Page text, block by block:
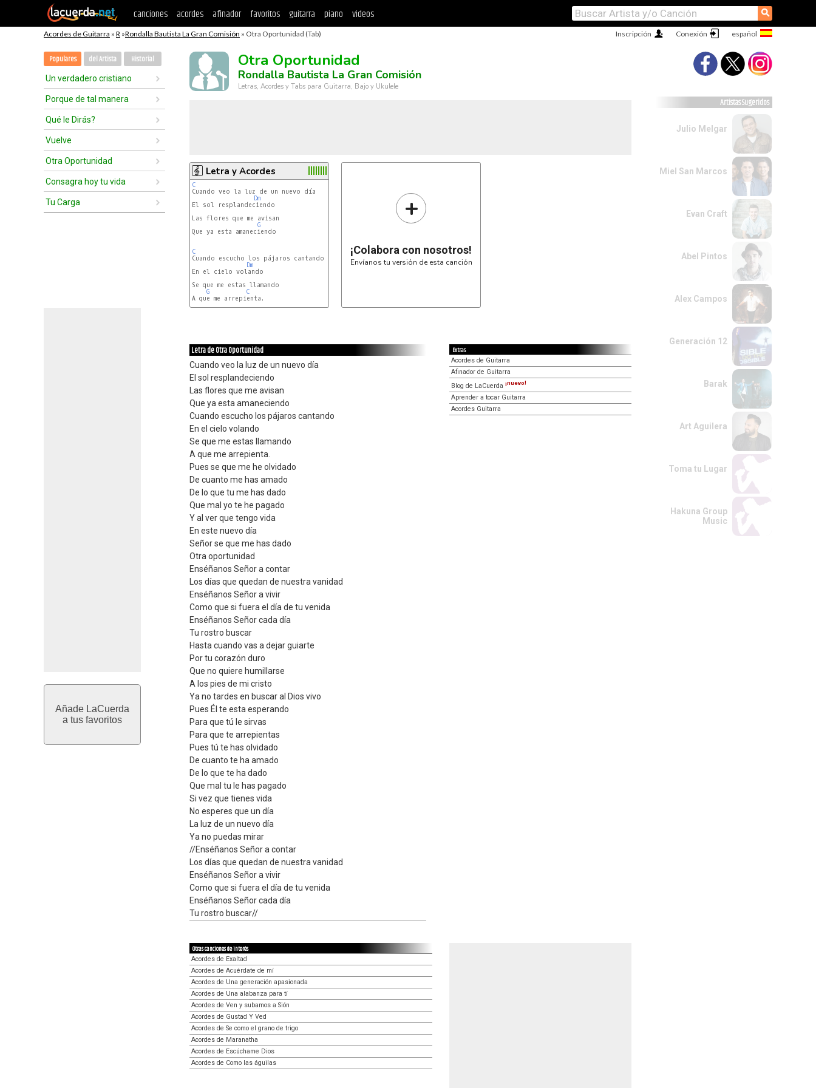
canciones acordes afinador favoritos guitarra piano videos ⚲
Acordes de Guitarra » R »Rondalla Bautista La Gran Comisión » Otra Oportunidad (Tab) Conexión
Inscripción
Populares del Artista Historial
Un verdadero cristiano
Porque de tal manera
Qué le Dirás?
Vuelve
Otra Oportunidad
Consagra hoy tu vida
Tu Carga
Añade LaCuerda
a tus favoritos
Otra Oportunidad
Rondalla Bautista La Gran Comisión
Letras, Acordes y Tabs para Guitarra, Bajo y Ukulele
Letra y Acordes
C
Dm
El sol resplandeciendo
Las flores que me avisan
G
Que ya esta amaneciendo
C
Dm
En el cielo volando
Se que me estas llamando
G
C
A que me arrepienta.
+
¡Colabora con nosotros!
Envíanos tu versión de esta canción
Letra de Otra Oportunidad
Cuando veo la luz de un nuevo día
El sol resplandeciendo
Las flores que me avisan
Que ya esta amaneciendo
Cuando escucho los pájaros cantando
En el cielo volando
Se que me estas llamando
A que me arrepienta.
Pues se que me he olvidado
De cuanto me has amado
De lo que tu me has dado
Que mal yo te he pagado
Y al ver que tengo vida
En este nuevo día
Señor se que me has dado
Otra oportunidad
Enséñanos Señor a contar
Los días que quedan de nuestra vanidad
Enséñanos Señor a vivir
Como que si fuera el día de tu venida
Enséñanos Señor cada día
Tu rostro buscar
Hasta cuando vas a dejar guiarte
Por tu corazón duro
Que no quiere humillarse
A los pies de mi cristo
Ya no tardes en buscar al Dios vivo
Pues Él te esta esperando
Para que tú le sirvas
Para que te arrepientas
Pues tú te has olvidado
De cuanto te ha amado
De lo que te ha dado
Que mal tu le has pagado
Si vez que tienes vida
No esperes que un día
La luz de un nuevo día
Ya no puedas mirar
//Enséñanos Señor a contar
Los días que quedan de nuestra vanidad
Enséñanos Señor a vivir
Como que si fuera el día de tu venida
Enséñanos Señor cada día
Tu rostro buscar//
Extras
Acordes de Guitarra
Afinador de Guitarra
Blog de LaCuerda ¡nuevo!
Aprender a tocar Guitarra
Acordes Guitarra
Otras canciones de interés
Acordes de Exaltad
Acordes de Acuérdate de mí
Acordes de Una generación apasionada
Acordes de Una alabanza para tí
Acordes de Ven y subamos a Sión
Acordes de Gustad Y Ved
Acordes de Se como el grano de trigo
Acordes de Maranatha
Acordes de Escúchame Dios
Acordes de Como las águilas
Artistas Sugeridos
Julio Melgar
Miel San Marcos
Evan Craft
Abel Pintos
Alex Campos
Generación 12
Barak
Art Aguilera
Toma tu Lugar
Hakuna Group
Music